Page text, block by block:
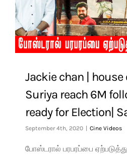
Jackie chan | house
Suriya reach 6M
ready for Election|
September 4th, 2020 Cine Videos
போஸ்டரால் பரபரப்பை